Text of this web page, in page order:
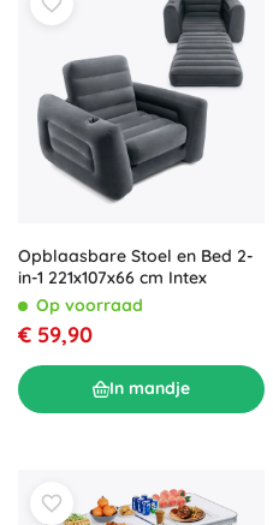
Opblaasbare Stoel en Bed 2-
in-1 221x107x66 cm Intex
Op voorraad
€ 59,90
In mandje